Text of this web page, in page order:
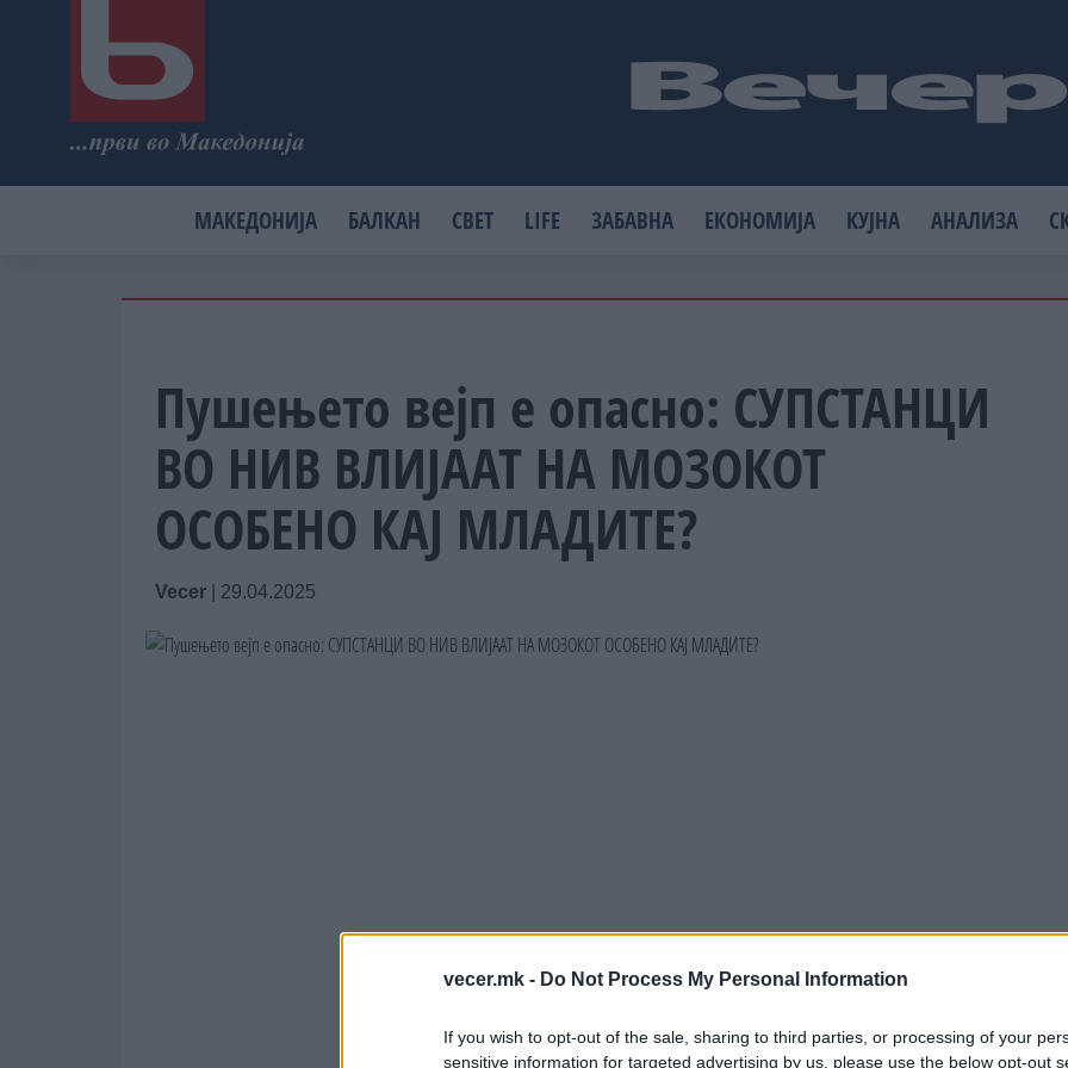
vecer.mk - Do Not Process My Personal Information
If you wish to opt-out of the sale, sharing to third parties, or processing of your
sensitive information for targeted advertising by us, please use the below opt-out
МАКЕДОНИЈА БАЛКАН СВЕТ LIFE ЗАБАВНА ЕКОНОМИЈА КУЈНА АНАЛИЗА
Пушењето вејп е опасно: СУПСТАНЦИ
ВО НИВ ВЛИЈААТ НА МОЗОКОТ
ОСОБЕНО КАЈ МЛАДИТЕ?
Vecer 29.04.2025